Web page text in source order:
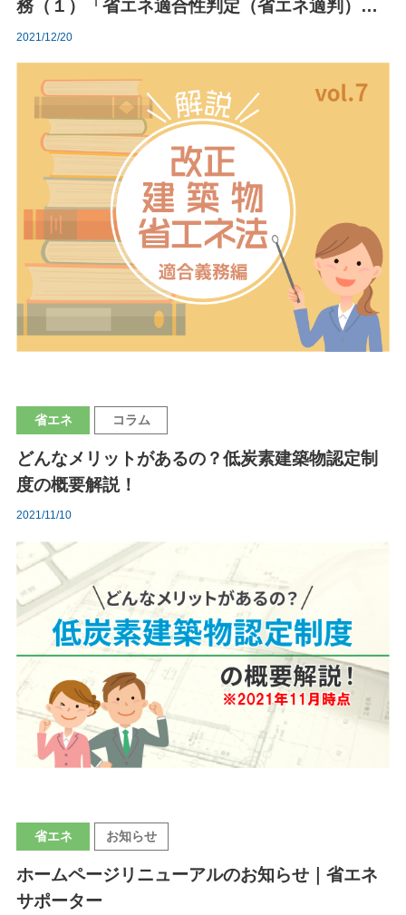
務（１）「省エネ適合性判定（省エネ適判）の
４ＳＴＥＰ」
2021/12/20
省エネ コラム
どんなメリットがあるの？低炭素建築物認定制
度の概要解説！
2021/11/10
省エネ お知らせ
ホームページリニューアルのお知らせ｜省エネ
サポーター